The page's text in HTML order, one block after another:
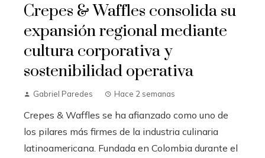
Crepes & Waffles consolida su
expansión regional mediante
cultura corporativa y
sostenibilidad operativa
Gabriel Paredes Hace 2 semanas
Crepes & Waffles se ha afianzado como uno de
los pilares más firmes de la industria culinaria
latinoamericana. Fundada en Colombia durante el